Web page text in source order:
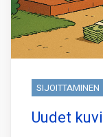
SIJOITTAMINEN
Uudet